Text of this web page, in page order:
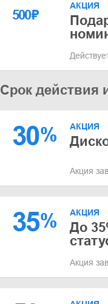
500₽
АКЦИЯ
Срок действия
30% АКЦИЯ
Акция
35% АКЦИЯ
До
Акция